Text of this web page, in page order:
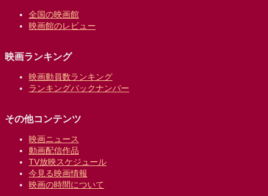
全国の映画館
映画館のレビュー
映画ランキング
映画動員数ランキング
ランキングバックナンバー
その他コンテンツ
映画ニュース
動画配信作品
TV放映スケジュール
今見る映画情報
映画の時間について